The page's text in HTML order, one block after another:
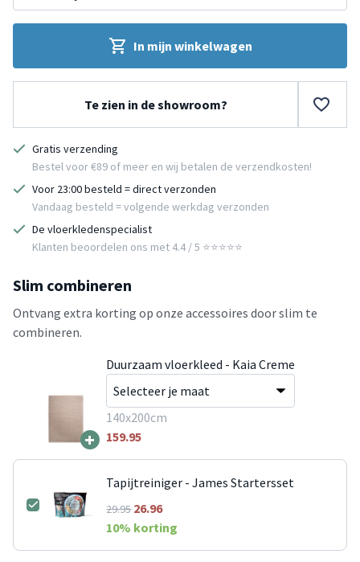
In mijn winkelwagen
Te zien in de showroom?
Gratis verzending
Bestel voor €89 of meer en wij betalen de verzendkosten!
Voor 23:00 besteld = direct verzonden
Vandaag besteld = volgende werkdag verzonden
De vloerkledenspecialist
Klanten beoordelen ons met 4.4 / 5 ⭐⭐⭐⭐⭐
Slim combineren
Ontvang extra korting op onze accessoires door slim te
combineren.
+
Duurzaam vloerkleed - Kaia Creme
140x200cm
159.95
Tapijtreiniger - James Startersset
29.9526.96
10% korting